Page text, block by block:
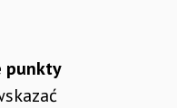
punkty